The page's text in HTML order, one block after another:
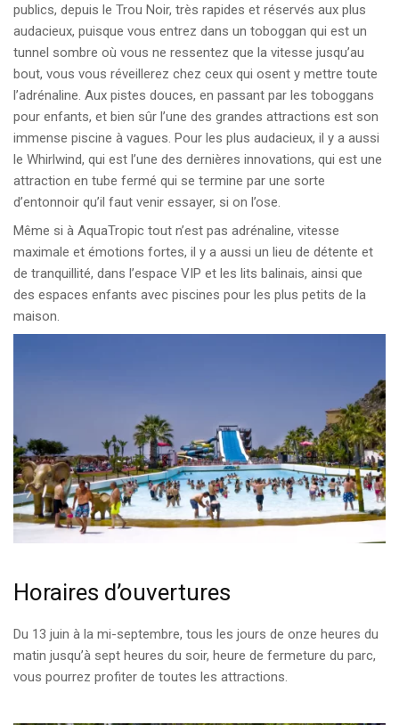
publics, depuis le Trou Noir, très rapides et réservés aux plus
audacieux, puisque vous entrez dans un toboggan qui est un
tunnel sombre où vous ne ressentez que la vitesse jusqu’au
bout, vous vous réveillerez chez ceux qui osent y mettre toute
l’adrénaline. Aux pistes douces, en passant par les toboggans
pour enfants, et bien sûr l’une des grandes attractions est son
immense piscine à vagues. Pour les plus audacieux, il y a aussi
le Whirlwind, qui est l’une des dernières innovations, qui est une
attraction en tube fermé qui se termine par une sorte
d’entonnoir qu’il faut venir essayer, si on l’ose.
Même si à AquaTropic tout n’est pas adrénaline, vitesse
maximale et émotions fortes, il y a aussi un lieu de détente et
de tranquillité, dans l’espace VIP et les lits balinais, ainsi que
des espaces enfants avec piscines pour les plus petits de la
maison.
Horaires d’ouvertures
Du 13 juin à la mi-septembre, tous les jours de onze heures du
matin jusqu’à sept heures du soir, heure de fermeture du parc,
vous pourrez profiter de toutes les attractions.